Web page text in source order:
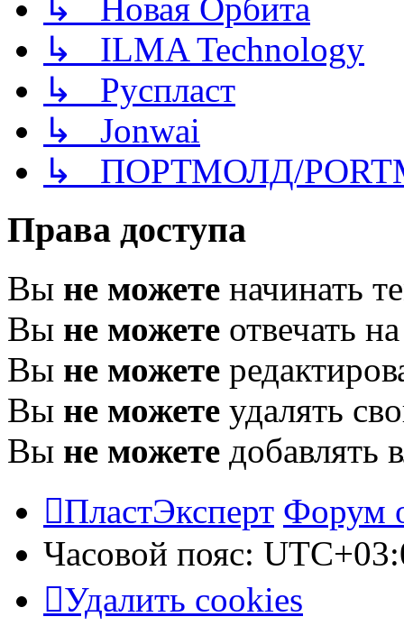
↳ Новая Орбита
↳ ILMA Technology
↳ Руспласт
↳ Jonwai
↳ ПОРТМОЛД/
Права доступа
Вы не можете начинать
Вы не можете отвечать
Вы не можете
Вы не можете удалять
Вы не можете добавлять
ПластЭксперт Форум
Часовой пояс:
Удалить cookies